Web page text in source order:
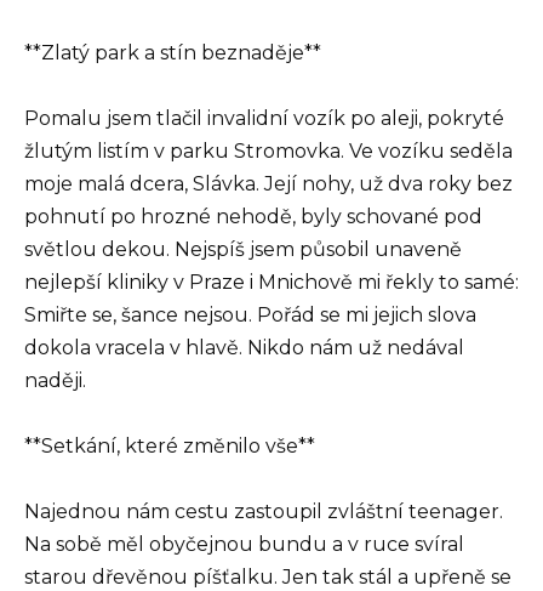
**Zlatý park a stín beznaděje**
Pomalu jsem tlačil invalidní vozík po aleji, pokryté
žlutým listím v parku Stromovka. Ve vozíku seděla
moje malá dcera, Slávka. Její nohy, už dva roky bez
pohnutí po hrozné nehodě, byly schované pod
světlou dekou. Nejspíš jsem působil unaveně
nejlepší kliniky v Praze i Mnichově mi řekly to samé:
Smiřte se, šance nejsou. Pořád se mi jejich slova
dokola vracela v hlavě. Nikdo nám už nedával
naději.
**Setkání, které změnilo vše**
Najednou nám cestu zastoupil zvláštní teenager.
Na sobě měl obyčejnou bundu a v ruce svíral
starou dřevěnou píšťalku. Jen tak stál a upřeně se